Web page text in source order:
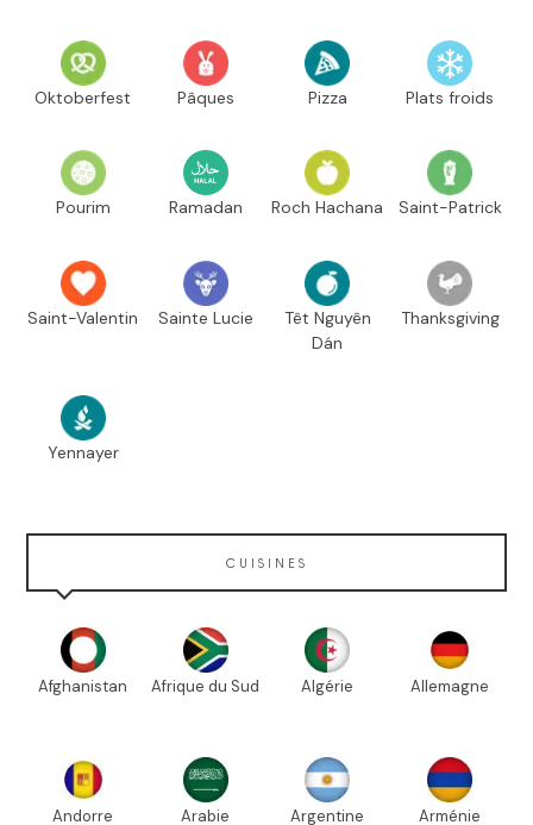
Oktoberfest Pâques Pizza Plats froids
Pourim Ramadan Roch Hachana Saint-Patrick
Saint-Valentin Sainte Lucie
Têt Nguyên
Dán
Thanksgiving
Yennayer
CUISINES
Afghanistan Afrique du Sud Algérie Allemagne
Andorre
Arabie
Argentine Arménie